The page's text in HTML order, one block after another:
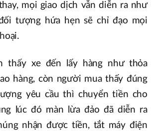
mọi giao dịch vẫn diễn ra như
tượng hứa hẹn sẽ chỉ đạo mọi
thấy xe đến lấy hàng như thỏa
hàng, còn người mua thấy đúng
yêu cầu thì chuyển tiền cho
lúc đó màn lừa đảo đã diễn ra
nhận được tiền, tắt máy điện